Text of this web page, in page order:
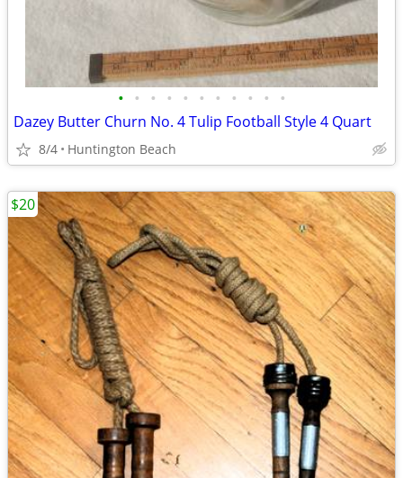
• • • • • • • • • • •
Dazey Butter Churn No. 4 Tulip Football Style 4 Quart
8/4 Huntington Beach
$20